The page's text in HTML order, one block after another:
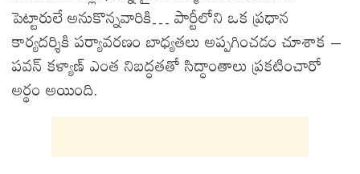
పెట్టారులే అనుకొన్నవారికి… పార్టీలోని ఒక ప్రధాన
కార్యదర్శికి పర్యావరణం బాధ్యతలు అప్పగించడం చూశాక –
పవన్ కళ్యాణ్ ఎంత నిబద్ధతతో సిద్ధాంతాలు ప్రకటించారో
అర్థం అయింది.